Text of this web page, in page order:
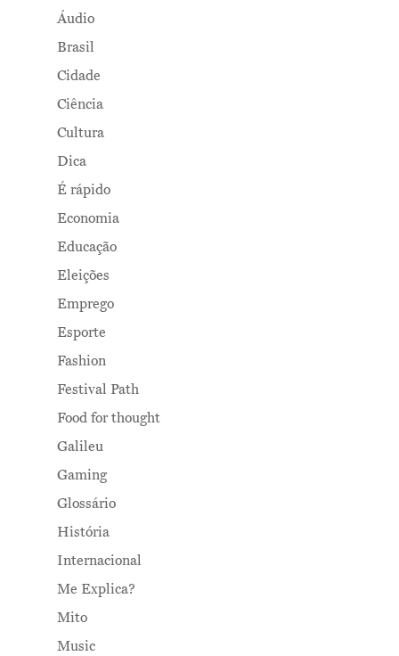
Áudio
Brasil
Cidade
Ciência
Cultura
Dica
É rápido
Economia
Educação
Eleições
Emprego
Esporte
Fashion
Festival Path
Food for thought
Galileu
Gaming
Glossário
História
Internacional
Me Explica?
Mito
Music